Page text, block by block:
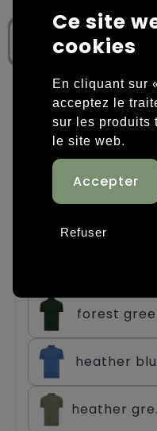
Sacs porté épaule
Sacs de plage
Tassen voor sport
Chariots
Étape 1:
forest
heather
Ce site
cookies
En cliquant sur
acceptez le
sur les produits
le site web.
Refuser